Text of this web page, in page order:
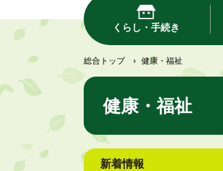
くらし・手続き
総合トップ › 健康・福祉
健康・福祉
新着情報